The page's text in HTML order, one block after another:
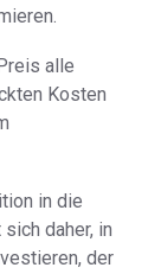
alle
Kosten
in die
daher, in
der